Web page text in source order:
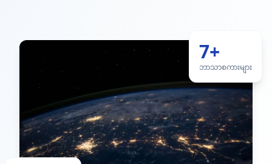
7+
ဘာသာစကားများ